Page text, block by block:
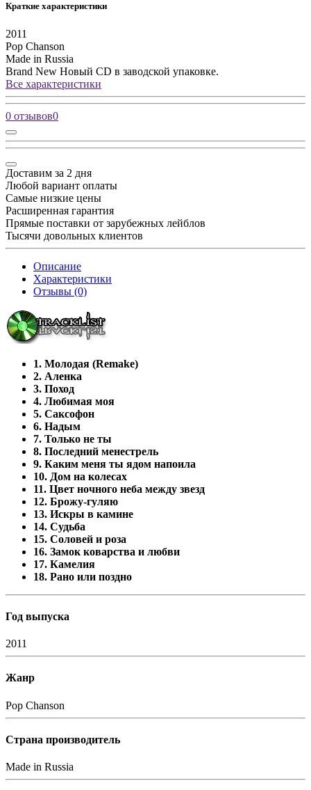
Краткие характеристики
2011
Pop Chanson
Made in Russia
Brand New Новый CD в заводской упаковке.
Все характеристики
0 отзывов0
Доставим за 2 дня
Любой вариант оплаты
Самые низкие цены
Расширенная гарантия
Прямые поставки от зарубежных лейблов
Тысячи довольных клиентов
Описание
Характеристики
Отзывы (0)
1. Молодая (Remake)
2. Аленка
3. Поход
4. Любимая моя
5. Саксофон
6. Надым
7. Только не ты
8. Последний менестрель
9. Каким меня ты ядом напоила
10. Дом на колесах
11. Цвет ночного неба между звезд
12. Брожу-гуляю
13. Искры в камине
14. Судьба
15. Соловей и роза
16. Замок коварства и любви
17. Камелия
18. Рано или поздно
Год выпуска
2011
Жанр
Pop Chanson
Страна производитель
Made in Russia